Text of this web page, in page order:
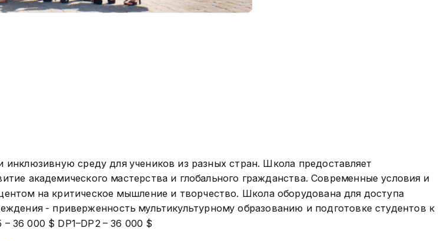
среду для учеников из разных стран. Школа предоставляет
академического мастерства и глобального гражданства. Современные условия и
на критическое мышление и творчество. Школа оборудована для доступа
- приверженность мультикультурному образованию и подготовке студентов к
36 000 $ DP1–DP2 – 36 000 $